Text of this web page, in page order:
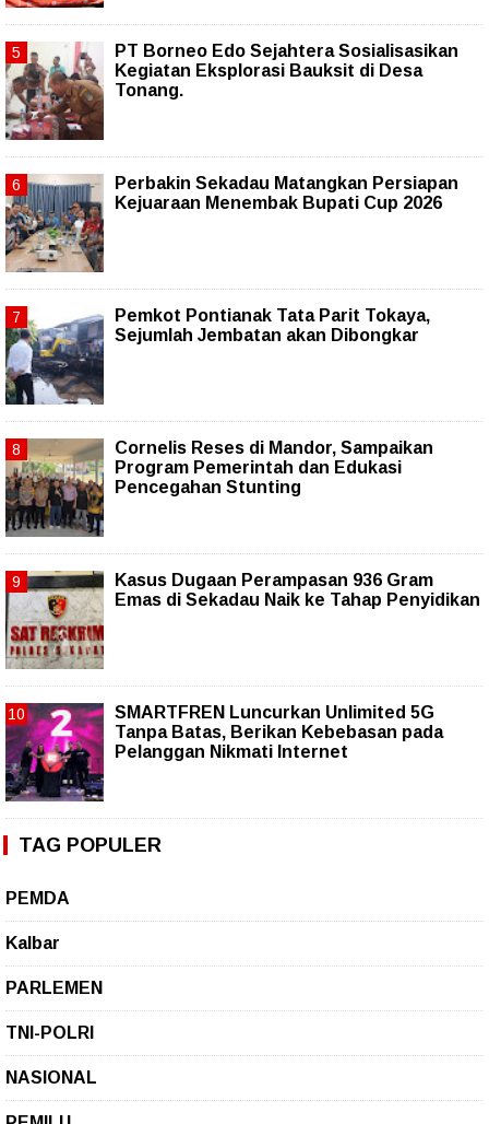
PT Borneo Edo Sejahtera Sosialisasikan
Kegiatan Eksplorasi Bauksit di Desa
Tonang.
Perbakin Sekadau Matangkan Persiapan
Kejuaraan Menembak Bupati Cup 2026
Pemkot Pontianak Tata Parit Tokaya,
Sejumlah Jembatan akan Dibongkar
Cornelis Reses di Mandor, Sampaikan
Program Pemerintah dan Edukasi
Pencegahan Stunting
Kasus Dugaan Perampasan 936 Gram
Emas di Sekadau Naik ke Tahap Penyidikan
SMARTFREN Luncurkan Unlimited 5G
Tanpa Batas, Berikan Kebebasan pada
Pelanggan Nikmati Internet
TAG POPULER
PEMDA
Kalbar
PARLEMEN
TNI-POLRI
NASIONAL